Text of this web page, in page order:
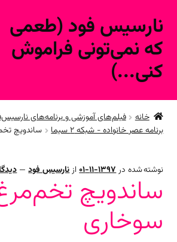
پرش
ناوبری
پرش
محتوا
نارسیس فود (طعمی
که نمی‌تونی فراموش
کنی...)
خانه
ورود به حساب کاربری
محصولات فروشگاه آنلاین
ارتباط با ما
خانه
فیلم‌های آموزشی و برنامه‌های
برنامه عصر خانواده - شبکه ۲ سیما
ساندویچ
نوشته شده در1397-11-01 ازنارسیس فود —
ساندویچ
سوخاری